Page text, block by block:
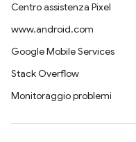
Centro assistenza Pixel
www.android.com
Google Mobile Services
Stack Overflow
Monitoraggio problemi